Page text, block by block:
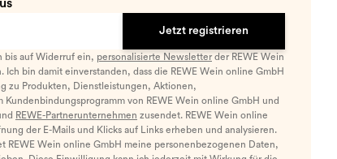
Jetzt registrieren
bis auf Widerruf ein, personalisierte Newsletterder REWE Wein
bin damit einverstanden, dass die REWE Wein online GmbH
zu Produkten, Dienstleistungen, Aktionen,
von REWE Wein online GmbH und
REWE-Partnerunternehmen zusendet. REWE Wein online
der E-Mails und Klicks auf Links erheben und analysieren.
REWE Wein online GmbH meine personenbezogenen Daten,